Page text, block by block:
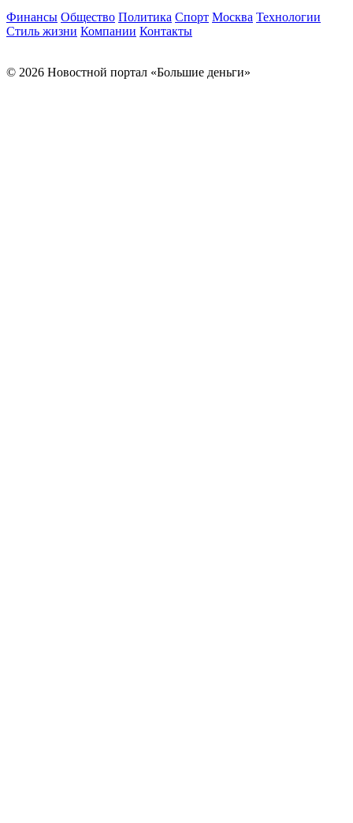
Финансы Общество Политика Спорт Москва Технологии
Стиль жизни Компании Контакты
© 2026 Новостной портал «Большие деньги»